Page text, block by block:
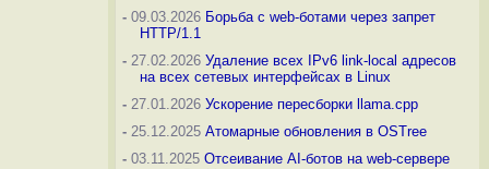
-09.03.2026 Борьба с web-ботами через запрет
HTTP/1.1
-27.02.2026 Удаление всех IPv6 link-local адресов
на всех сетевых интерфейсах в Linux
-27.01.2026 Ускорение пересборки llama.cpp
-25.12.2025 Атомарные обновления в OSTree
-03.11.2025 Отсеивание AI-ботов на web-сервере